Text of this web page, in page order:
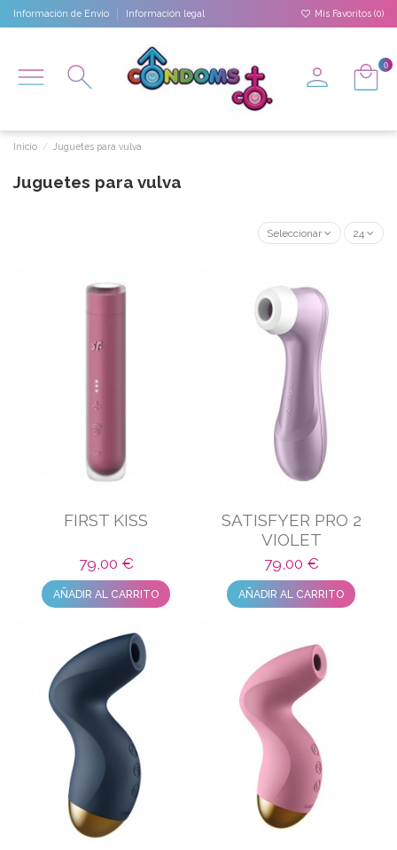
Información de Envío Información legal Mis Favoritos (0)
0
Inicio Juguetes para vulva
Juguetes para vulva
Seleccionar 24
FIRST KISS
79,00 €
AÑADIR AL CARRITO
SATISFYER PRO 2
VIOLET
79,00 €
AÑADIR AL CARRITO